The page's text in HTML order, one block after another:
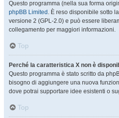
Questo programma (nella sua forma
phpBB Limited . È reso disponibile sotto
versione 2 (GPL-2.0) e può essere
collegamento per maggiori informazioni.
Top
Perché la caratteristica X non è
Questo programma è stato scritto da
bisogno di aggiungere una nuova
dove potrai supportare idee esistenti o
Top